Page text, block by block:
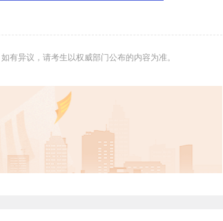
有异议，请考生以权威部门公布的内容为准。